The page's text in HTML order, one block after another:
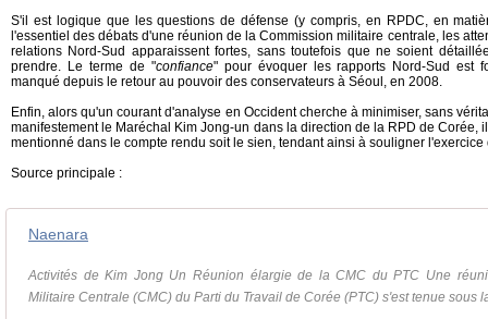
S'il est logique que les questions de défense (y compris, en RPDC, en
l'essentiel des débats d'une réunion de la Commission militaire centrale, les
relations Nord-Sud apparaissent fortes, sans toutefois que ne soient
prendre. Le terme de "confiance" pour évoquer les rapports Nord-Sud est
manqué depuis le retour au pouvoir des conservateurs à Séoul, en 2008.
Enfin, alors qu'un courant d'analyse en Occident cherche à minimiser, sans
manifestement le Maréchal Kim Jong-un dans la direction de la RPD de Corée,
mentionné dans le compte rendu soit le sien, tendant ainsi à souligner
Source principale :
Naenara
Activités de Kim Jong Un Réunion élargie de la CMC du PTC Une
Militaire Centrale (CMC) du Parti du Travail de Corée (PTC) s'est tenue sous